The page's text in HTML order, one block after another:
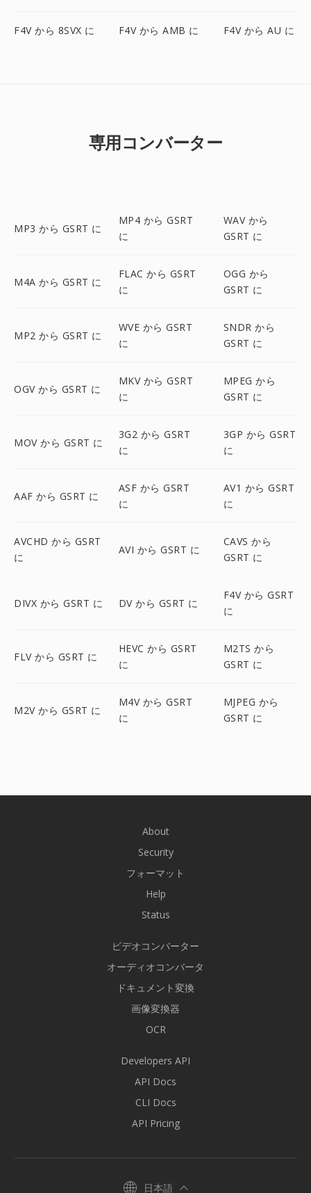
F4V から 8SVX に F4V から AMB に F4V から AU に
専用コンバーター
MP3 から GSRT に
MP4 から GSRT
に
WAV から
GSRT に
M4A から GSRT に
FLAC から GSRT
に
OGG から
GSRT に
MP2 から GSRT に
WVE から GSRT
に
SNDR から
GSRT に
OGV から GSRT に
MKV から GSRT
に
MPEG から
GSRT に
MOV から GSRT に
3G2 から GSRT
に
3GP から GSRT
に
AAF から GSRT に
ASF から GSRT
に
AV1 から GSRT
に
AVCHD から GSRT
に
AVI から GSRT に
CAVS から
GSRT に
DIVX から GSRT に DV から GSRT に
F4V から GSRT
に
FLV から GSRT に
HEVC から GSRT
に
M2TS から
GSRT に
M2V から GSRT に
M4V から GSRT
に
MJPEG から
GSRT に
About
Security
フォーマット
Help
Status
ビデオコンバーター
オーディオコンバータ
ドキュメント変換
画像変換器
OCR
Developers API
API Docs
CLI Docs
API Pricing
日本語